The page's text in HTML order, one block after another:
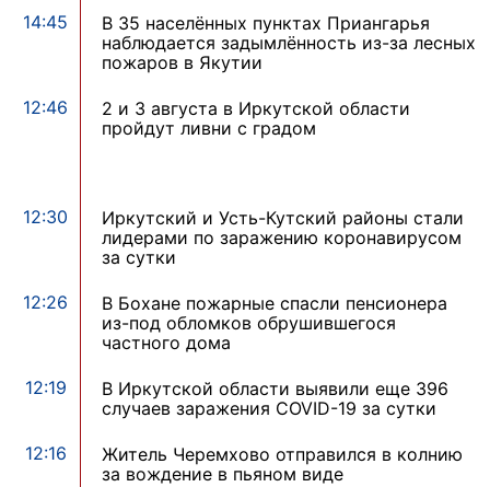
14:45
В 35 населённых пунктах Приангарья
наблюдается задымлённость из-за лесных
пожаров в Якутии
12:46
2 и 3 августа в Иркутской области
пройдут ливни с градом
12:30
Иркутский и Усть-Кутский районы стали
лидерами по заражению коронавирусом
за сутки
12:26
В Бохане пожарные спасли пенсионера
из-под обломков обрушившегося
частного дома
12:19
В Иркутской области выявили еще 396
случаев заражения COVID-19 за сутки
12:16
Житель Черемхово отправился в колнию
за вождение в пьяном виде